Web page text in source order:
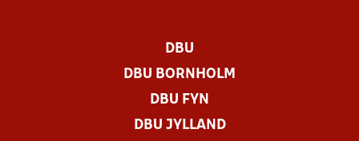
DBU
DBU BORNHOLM
DBU FYN
DBU JYLLAND